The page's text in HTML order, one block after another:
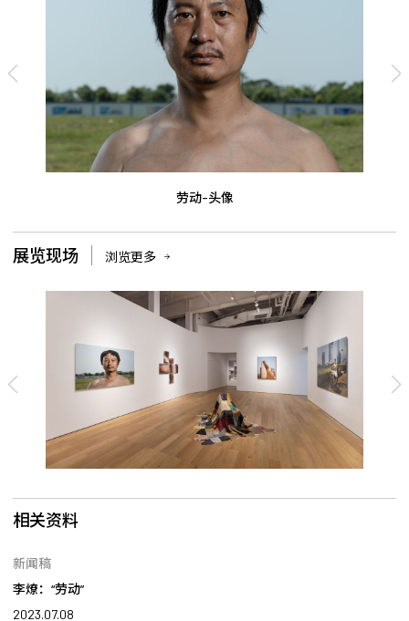
劳动-头像
展览现场 浏览更多
相关资料
新闻稿
李燎：“劳动”
2023.07.08